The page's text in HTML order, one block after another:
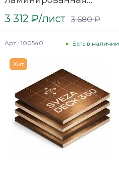
(ФОФ) 18 мм 2440х1220
мм F/F сорт 1/1
3 312 ₽/лист 3 680₽
Хит
Есть в наличии
Арт.: 100540